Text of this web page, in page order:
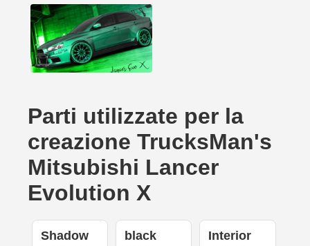
Parti utilizzate per la
creazione TrucksMan's
Mitsubishi Lancer
Evolution X
Shadow black Interior